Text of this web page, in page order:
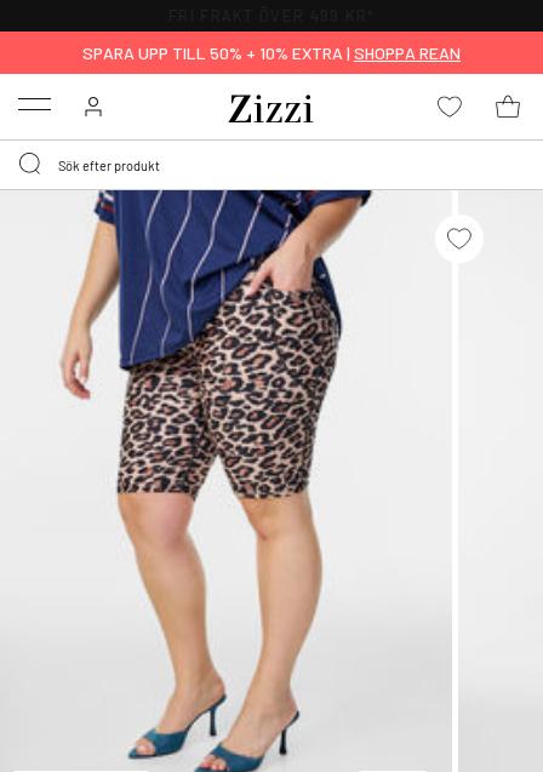
SPARA UPP TILL 50% + 10% EXTRA | SHOPPA REAN
Menu